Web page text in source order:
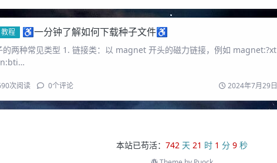
程 ♿️一分钟了解如何下载种子文件♿️
的两种常见类型 1. 链接类：以 magnet 开头的磁力链接，例如 magnet:?xt
次阅读 0个评论 2024年7月29日
本站已苟活： 742天 21时 1分 10 秒